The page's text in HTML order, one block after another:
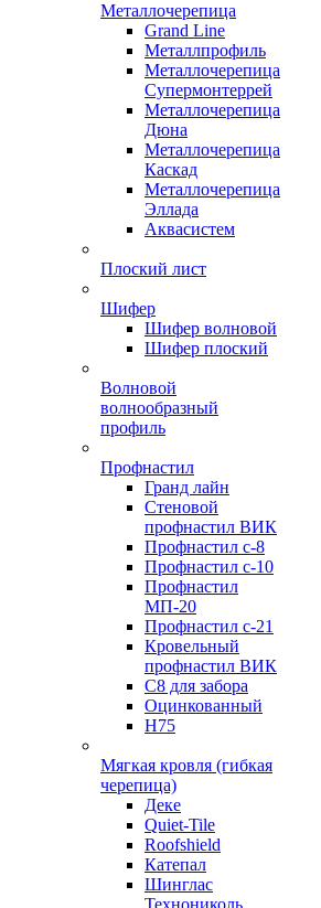
Металлочерепица
Grand Line
Металлпрофиль
Металлочерепица
Супермонтеррей
Металлочерепица
Дюна
Металлочерепица
Каскад
Металлочерепица
Эллада
Аквасистем
Плоский лист
Шифер
Шифер волновой
Шифер плоский
Волновой
волнообразный
профиль
Профнастил
Гранд лайн
Стеновой
профнастил ВИК
Профнастил с-8
Профнастил с-10
Профнастил
МП-20
Профнастил с-21
Кровельный
профнастил ВИК
С8 для забора
Оцинкованный
Н75
Мягкая кровля (гибкая
черепица)
Деке
Quiet-Tile
Roofshield
Катепал
Шинглас
Технониколь